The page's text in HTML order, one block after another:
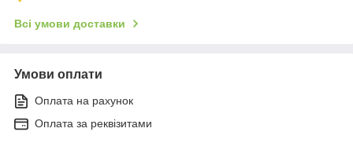
Всі умови доставки
Умови оплати
Оплата на рахунок
Оплата за реквізитами